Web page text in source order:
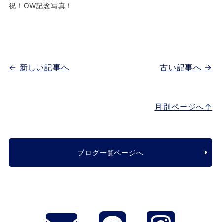
祝！OW記念写真！
古い記事へ →
← 新しい記事へ
月別ページへ↑
ブログ一覧ページへ